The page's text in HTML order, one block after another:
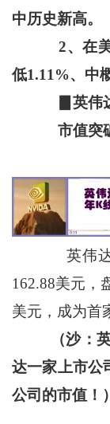
中历史新高。
2、在
低1.11%、中
▊英伟
市值突
英伟达今
162.88美元，
美元，成为首
（沙：
达一家上市公
公司的市值